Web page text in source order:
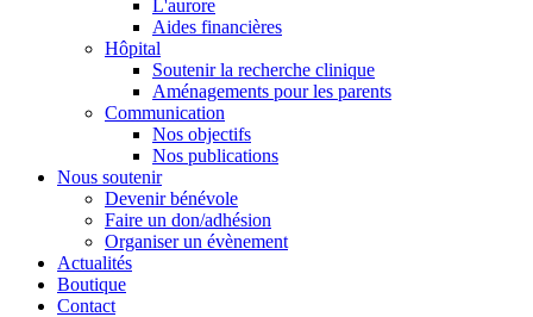
L'aurore
Aides financières
Hôpital
Soutenir la recherche clinique
Aménagements pour les parents
Communication
Nos objectifs
Nos publications
Nous soutenir
Devenir bénévole
Faire un don/adhésion
Organiser un évènement
Actualités
Boutique
Contact